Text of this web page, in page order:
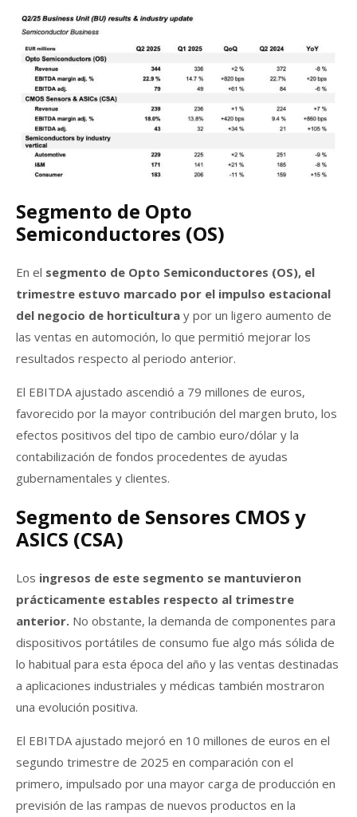
Segmento de Opto
Semiconductores (OS)
En el segmento de Opto Semiconductores (OS), el
trimestre estuvo marcado por el impulso estacional
del negocio de horticultura y por un ligero aumento de
las ventas en automoción, lo que permitió mejorar los
resultados respecto al periodo anterior.
El EBITDA ajustado ascendió a 79 millones de euros,
favorecido por la mayor contribución del margen bruto, los
efectos positivos del tipo de cambio euro/dólar y la
contabilización de fondos procedentes de ayudas
gubernamentales y clientes.
Segmento de Sensores CMOS y
ASICS (CSA)
Los ingresos de este segmento se mantuvieron
prácticamente estables respecto al trimestre
anterior. No obstante, la demanda de componentes para
dispositivos portátiles de consumo fue algo más sólida de
lo habitual para esta época del año y las ventas destinadas
a aplicaciones industriales y médicas también mostraron
una evolución positiva.
El EBITDA ajustado mejoró en 10 millones de euros en el
segundo trimestre de 2025 en comparación con el
primero, impulsado por una mayor carga de producción en
previsión de las rampas de nuevos productos en la